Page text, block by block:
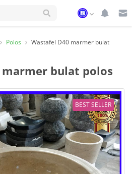
Polos
Wastafel D40 marmer bulat
marmer bulat polos
BEST SELLER